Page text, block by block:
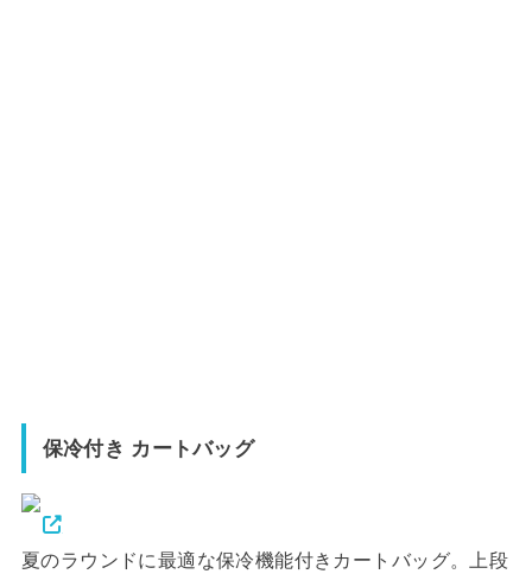
保冷付き カートバッグ
夏のラウンドに最適な保冷機能付きカートバッグ。上段